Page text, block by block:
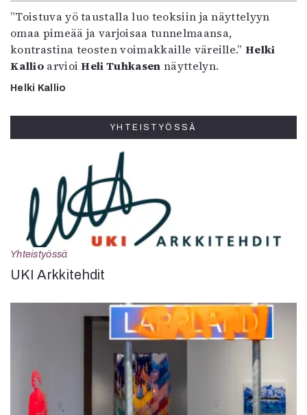
”Toistuva yö taustalla luo teoksiin ja näyttelyyn
omaa pimeää ja varjoisaa tunnelmaansa,
kontrastina teosten voimakkaille väreille.”Helki
KallioarvioiHeli Tuhkasen näyttelyn.
Helki Kallio
YHTEISTYÖSSÄ
Yhteistyössä
UKI Arkkitehdit